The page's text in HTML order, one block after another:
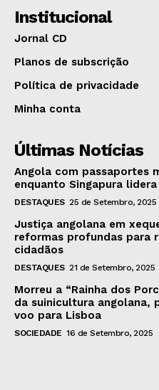
Institucional
Jornal CD
Planos de subscrição
Política de privacidade
Minha conta
Últimas Notícias
Angola com passaportes
enquanto Singapura
DESTAQUES 25 de Setembro, 2025
Justiça angolana em
reformas profundas para
cidadãos
DESTAQUES 21 de Setembro, 2025
Morreu a “Rainha dos
da suinicultura angolana,
voo para Lisboa
SOCIEDADE 16 de Setembro, 2025